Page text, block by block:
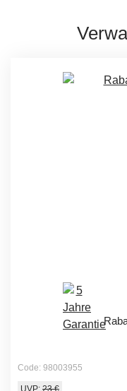
Code: 98003955
UVP: 23 €